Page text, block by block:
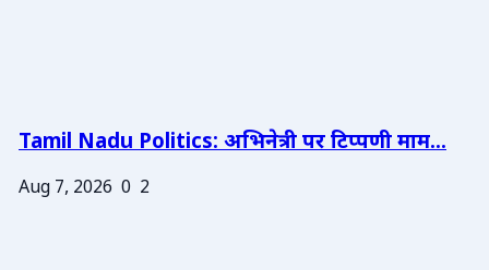
Tamil Nadu Politics: अभिनेत्री पर टिप्पणी माम...
Aug 7, 2026 0 2